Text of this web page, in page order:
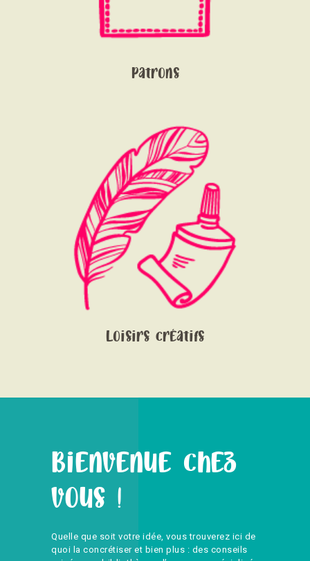
Patrons
Loisirs créatifs
Bienvenue chez
vous !
Quelle que soit votre idée, vous trouverez ici de
quoi la concrétiser et bien plus : des conseils